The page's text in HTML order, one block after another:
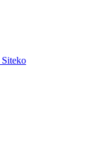
Siteko